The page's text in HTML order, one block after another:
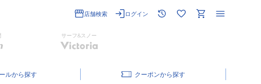
店舗検索 ログイン
サーフ&スノー
ル クーポン